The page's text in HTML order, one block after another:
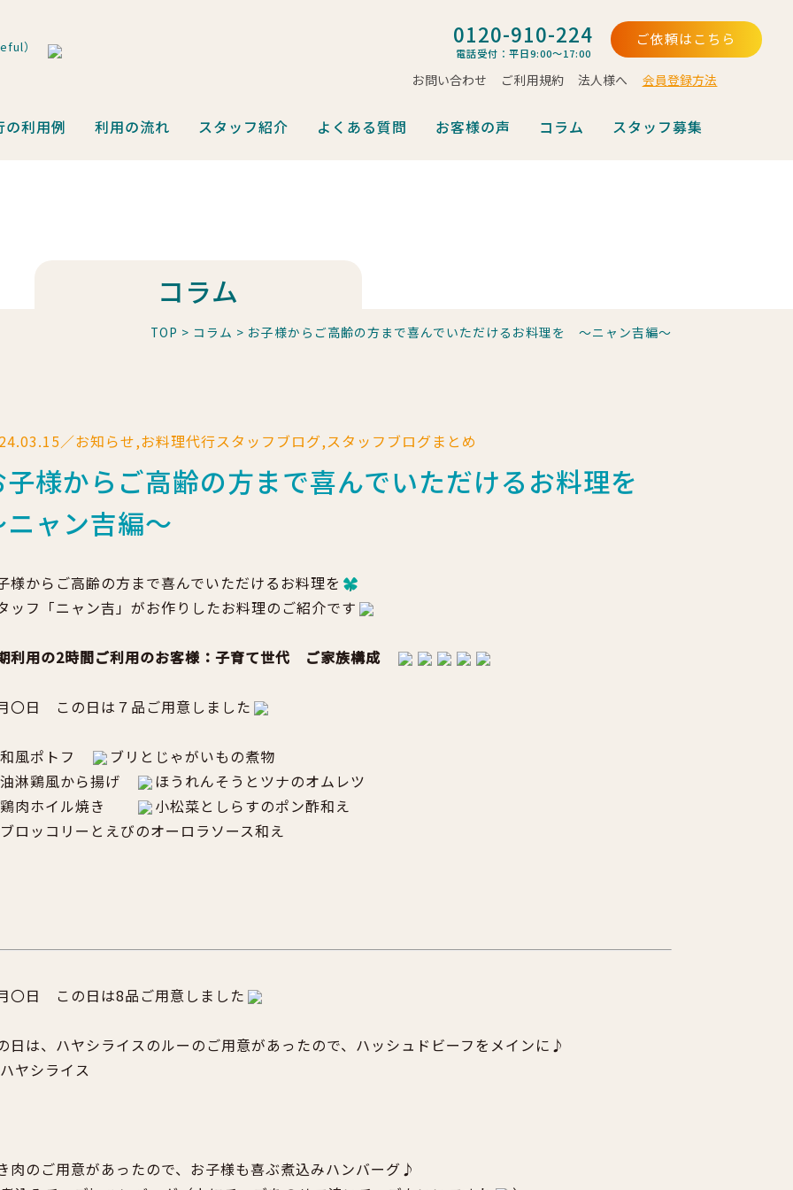
） 0120-910-224
電話受付：平日9:00～17:00
ご依頼はこちら
お問い合わせ ご利用規約 法人様へ 会員登録方法
の利用例 利用の流れ スタッフ紹介 よくある質問 お客様の声 コラム スタッフ募集
コラム
TOP > コラム > お子様からご高齢の方まで喜んでいただけるお料理を ～ニャン吉編～
／お知らせ,お料理代行スタッフブログ,スタッフブログまとめ
子様からご高齢の方まで喜んでいただけるお料理を
ニャン吉編～
様からご高齢の方まで喜んでいただけるお料理を
ッフ「ニャン吉」がお作りしたお料理のご紹介です
利用の2時間ご利用のお客様： 子育て世代 ご家族構成
〇日 この日は７品ご用意しました
和風ポトフ
ブリとじゃがいもの煮物
油淋鶏風から揚げ
ほうれんそうとツナのオムレツ
鶏肉ホイル焼き
小松菜としらすのポン酢和え
ブロッコリーとえびのオーロラソース和え
〇日 この日は8品ご用意しました
日は、ハヤシライスのルーのご用意があったので、ハッシュドビーフをメインに♪
ハヤシライス
肉のご用意があったので、お子様も喜ぶ煮込みハンバーグ♪